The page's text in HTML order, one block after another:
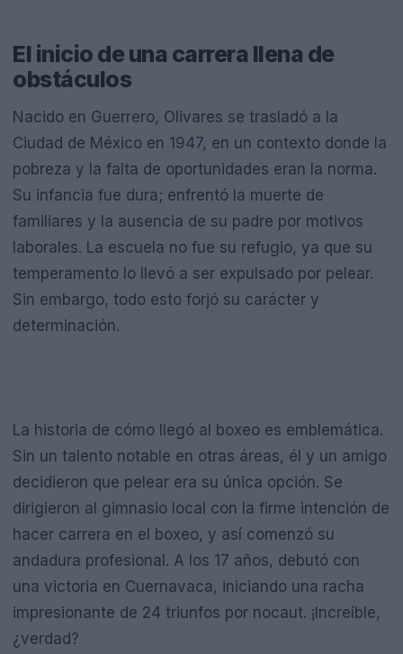
El inicio de una carrera llena de
obstáculos
Nacido en Guerrero, Olivares se trasladó a la
Ciudad de México en 1947, en un contexto donde la
pobreza y la falta de oportunidades eran la norma.
Su infancia fue dura; enfrentó la muerte de
familiares y la ausencia de su padre por motivos
laborales. La escuela no fue su refugio, ya que su
temperamento lo llevó a ser expulsado por pelear.
Sin embargo, todo esto forjó su carácter y
determinación.
La historia de cómo llegó al boxeo es emblemática.
Sin un talento notable en otras áreas, él y un amigo
decidieron que pelear era su única opción. Se
dirigieron al gimnasio local con la firme intención de
hacer carrera en el boxeo, y así comenzó su
andadura profesional. A los 17 años, debutó con
una victoria en Cuernavaca, iniciando una racha
impresionante de 24 triunfos por nocaut. ¡Increíble,
¿verdad?